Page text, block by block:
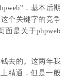
，基本后期
个关键字的竞争
面是关于phpweb
去的。这两年我
精通，但是一般